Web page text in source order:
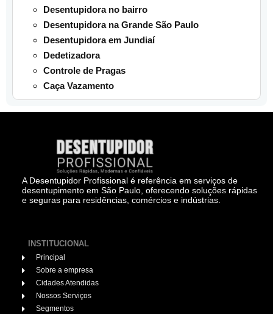
Desentupidora no bairro
Desentupidora na Grande São Paulo
Desentupidora em Jundiaí
Dedetizadora
Controle de Pragas
Caça Vazamento
A Desentupidor Profissional é referência em serviços de
desentupimento em São Paulo, oferecendo soluções rápidas
e seguras para residências, comércios e indústrias.
INSTITUCIONAL
Principal
Sobre a empresa
Cidades Atendidas
Nossos Serviços
Segmentos